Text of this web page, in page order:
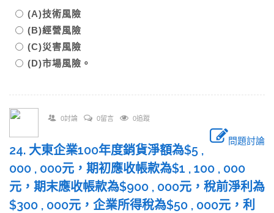
(A)技術風險
(B)經營風險
(C)災害風險
(D)市場風險。
0討論 0留言 0追蹤
問題討論
24. 大東企業100年度銷貨淨額為$5 ,
000 , 000元，期初應收帳款為$1 , 100 , 000
元，期末應收帳款為$900 , 000元，稅前淨利為
$300 , 000元，企業所得稅為$50 , 000元，利